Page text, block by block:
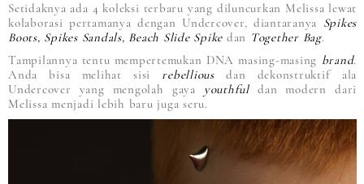
Setidaknya ada 4 koleksi terbaru yang diluncurkan Melissa lewat
kolaborasi pertamanya dengan Undercover, diantaranya Spikes
Boots, Spikes Sandals, Beach Slide Spike dan Together Bag.
Tampilannya tentu mempertemukan DNA masing-masing brand.
Anda bisa melihat sisi rebelliousdan dekonstruktif ala
Undercover yang mengolah gaya youthfuldan modern dari
Melissa menjadi lebih baru juga seru.